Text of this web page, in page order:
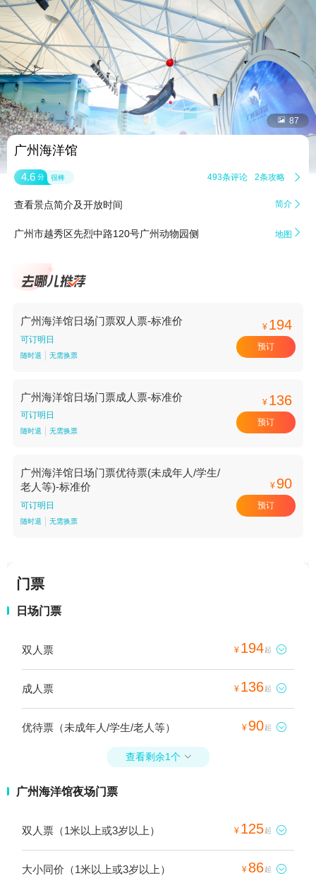
 87
广州海洋馆
4.6 分 很棒 493条评论 2条攻略 
查看景点简介及开放时间 简介 
广州市越秀区先烈中路120号广州动物园侧 地图 
广州海洋馆日场门票双人票-标准价
可订明日
随时退 无需换票
¥ 194
预订
广州海洋馆日场门票成人票-标准价
可订明日
随时退 无需换票
¥ 136
预订
广州海洋馆日场门票优待票(未成年人/学生/
老人等)-标准价
可订明日
随时退 无需换票
¥ 90
预订
门票
日场门票
双人票 ¥ 194起 
成人票 ¥ 136起 
优待票（未成年人/学生/老人等） ¥ 90起 
查看剩余1个 
广州海洋馆夜场门票
双人票（1米以上或3岁以上） ¥ 125起 
大小同价（1米以上或3岁以上） ¥ 86起 
